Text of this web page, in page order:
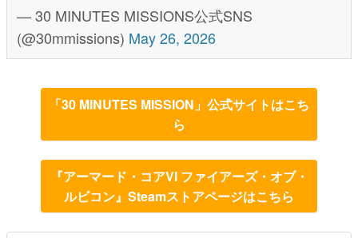
— 30 MINUTES MISSIONS公式SNS
(@30mmissions) May 26, 2026
「30 MINUTES MISSION」公式サイトはこち
ら
『アーマード・コアVI ファイアーズ・オブ・
ルビコン』Steamストアページはこちら